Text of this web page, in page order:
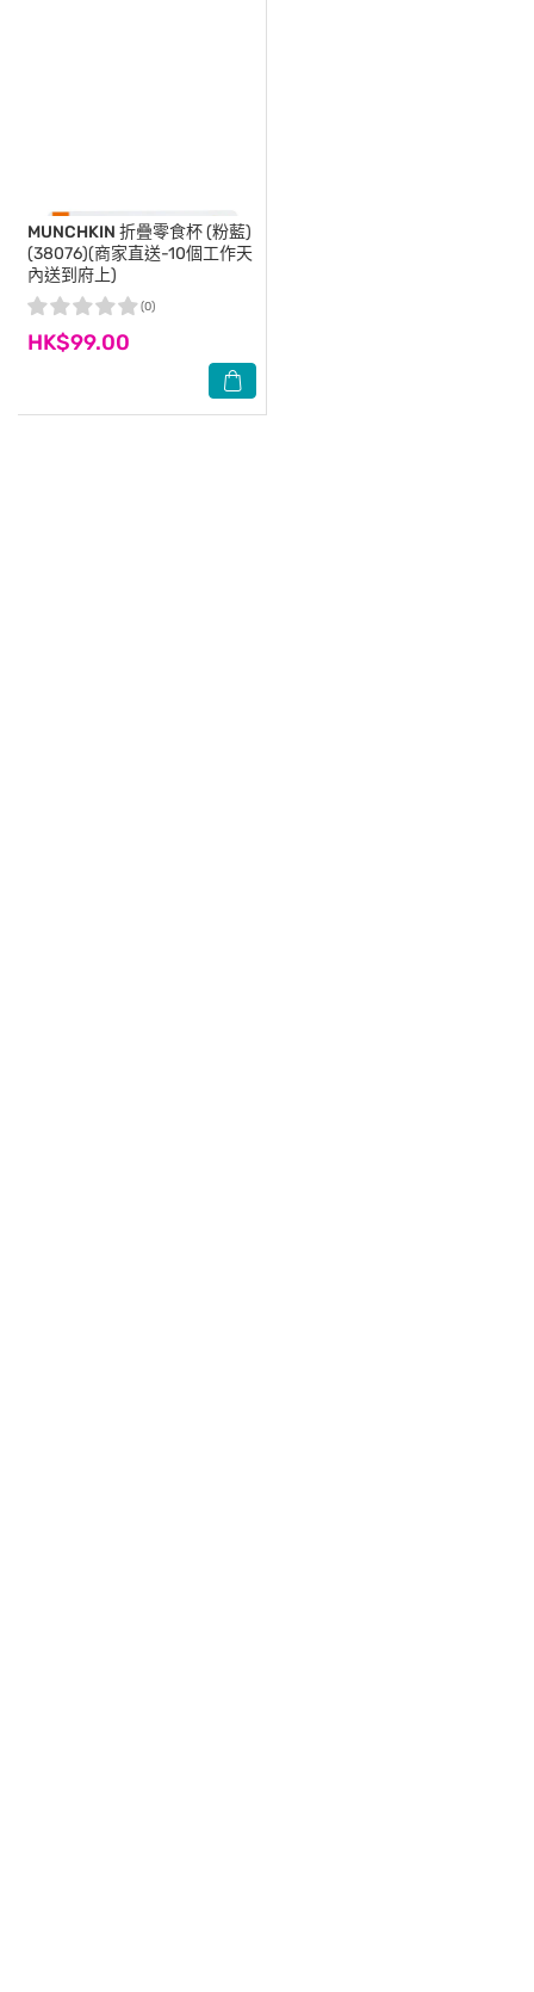
MUNCHKIN 折疊零食杯 (粉藍)
(38076)(商家直送-10個工作天
內送到府上)
HK$99.00
(0)